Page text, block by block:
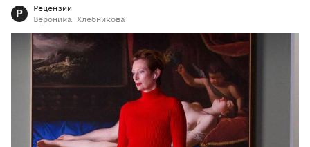
Р
Рецензии
Вероника
Хлебникова